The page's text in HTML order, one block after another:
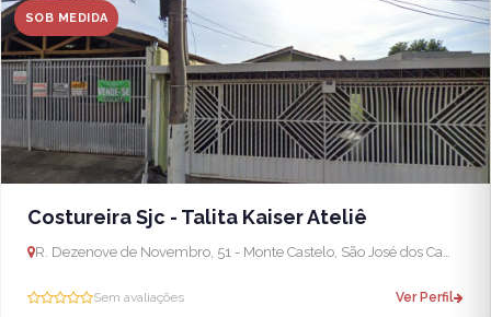
SOB MEDIDA
Costureira Sjc - Talita Kaiser Ateliê
R. Dezenove de Novembro, 51 - Monte Castelo, São José dos Campos - SP, 12215-190, Brasil
Sem avaliações Ver Perfil